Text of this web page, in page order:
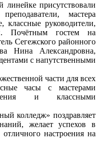
линейке присутствовали
мастера
классные руководители,
Почётным гостем на
Сегежского районного
Нина Александровна,
с напутственными
части для всех
часы с мастерами
и классными
колледж» поздравляет
желает успехов в
настроения на